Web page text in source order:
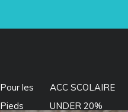
Pour les
Pieds
ACC SCOLAIRE
UNDER 20%